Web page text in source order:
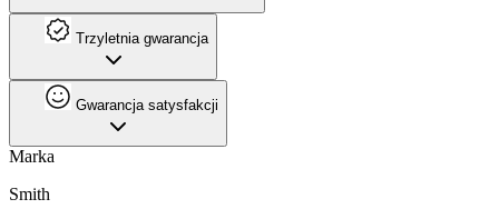
Trzyletnia gwarancja
Gwarancja satysfakcji
Marka
Smith